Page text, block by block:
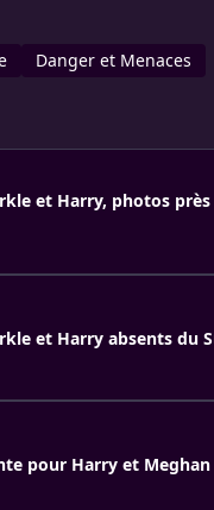
Danger et Menaces
et Harry, photos
et Harry absents du
pour Harry et